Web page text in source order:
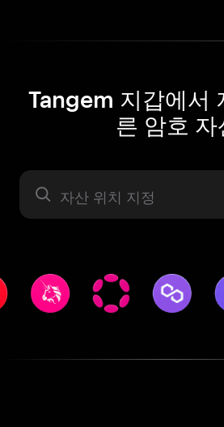
Tangem 지갑에서
른 암호 자
자산 라벨